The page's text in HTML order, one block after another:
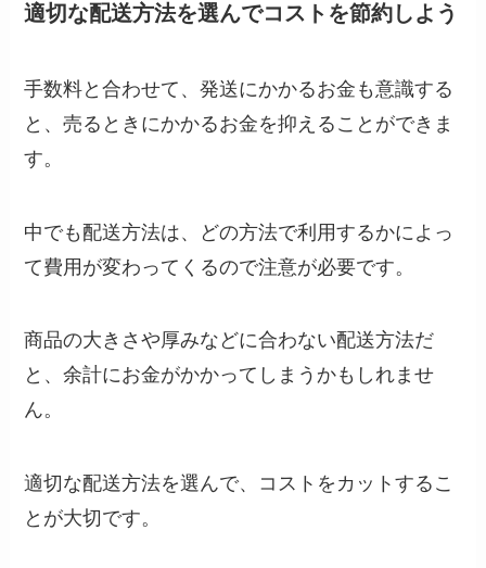
適切な配送方法を選んでコストを節約しよう
手数料と合わせて、発送にかかるお金も意識する
と、売るときにかかるお金を抑えることができま
す。
中でも配送方法は、どの方法で利用するかによっ
て費用が変わってくるので注意が必要です。
商品の大きさや厚みなどに合わない配送方法だ
と、余計にお金がかかってしまうかもしれませ
ん。
適切な配送方法を選んで、コストをカットするこ
とが大切です。